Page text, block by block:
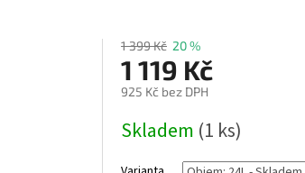
1 399 Kč 20 %
1 119 Kč
925 Kč bez DPH
cena:
Skladem (1 ks)